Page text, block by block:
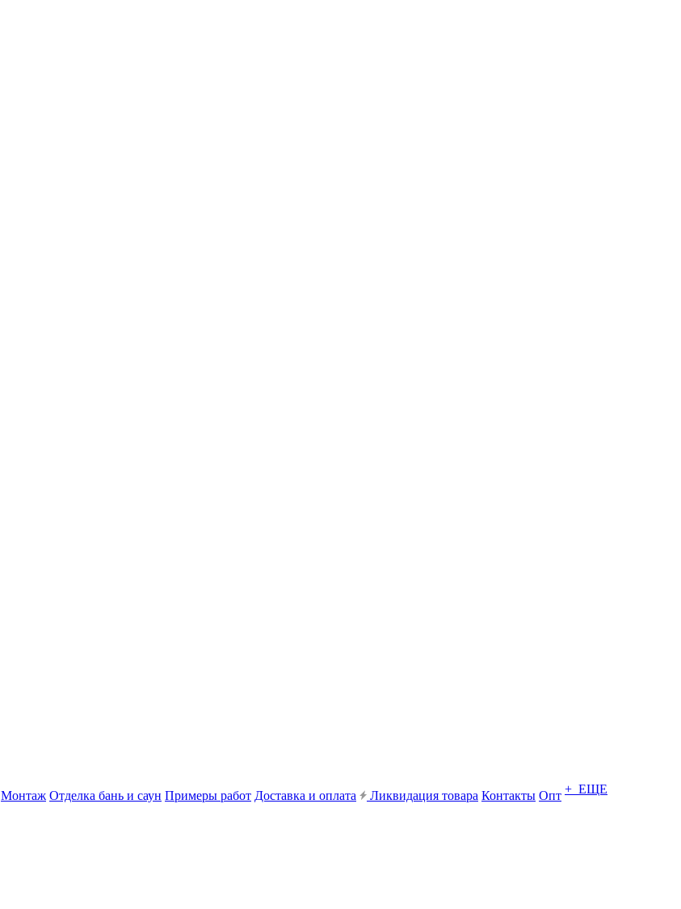
Монтаж Отделка бань и саун Примеры работ Доставка и оплата Ликвидация товара Контакты Опт + ЕЩЕ